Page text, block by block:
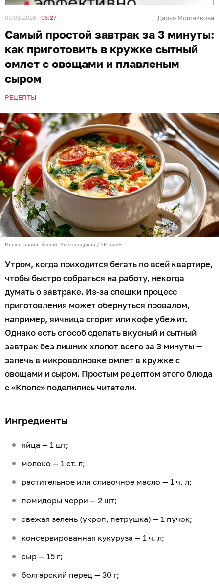
09.08.2026 06:27 Дарья Мошникова
Самый простой завтрак за 3 минуты:
как приготовить в кружке сытный
омлет с овощами и плавленым
сыром
РЕЦЕПТЫ
Иллюстрация: Ксения Александрова / «Клопс»
Утром, когда приходится бегать по всей квартире,
чтобы быстро собраться на работу, некогда
думать о завтраке. Из-за спешки процесс
приготовления может обернуться провалом,
например, яичница сгорит или кофе убежит.
Однако есть способ сделать вкусный и сытный
завтрак без лишних хлопот всего за 3 минуты —
запечь в микроволновке омлет в кружке с
овощами и сыром. Простым рецептом этого блюда
с «Клопс» поделились читатели.
Ингредиенты
яйца — 1 шт;
молоко — 1 ст. л;
растительное или сливочное масло — 1 ч. л;
помидоры черри — 2 шт;
свежая зелень (укроп, петрушка) — 1 пучок;
консервированная кукуруза — 1 ч. л;
сыр — 15 г;
болгарский перец — 30 г;